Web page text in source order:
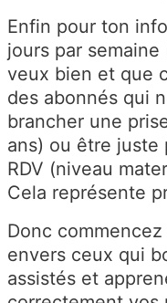
Enfin pour ton
jours par
veux bien et que
des abonnés qui
brancher une
ans) ou être juste
RDV (niveau
Cela représente
Donc
envers ceux qui
assistés et